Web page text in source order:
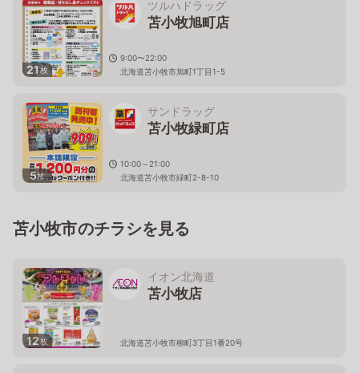
21枚
ツルハドラッグ
苫小牧旭町店
9:00〜22:00
北海道苫小牧市旭町1丁目1-5
5枚
サンドラッグ
苫小牧緑町店
10:00～21:00
北海道苫小牧市緑町2-8-10
苫小牧市のチラシを見る
12枚
イオン北海道
苫小牧店
北海道苫小牧市柳町3丁目1番20号